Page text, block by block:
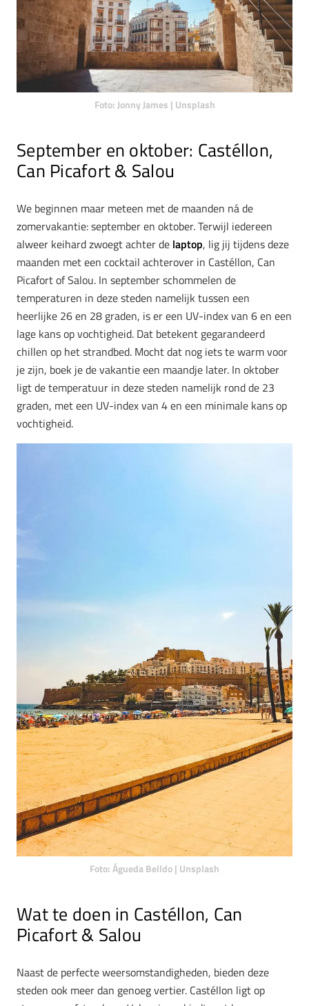
Foto: Jonny James | Unsplash
September en oktober: Castéllon,
Can Picafort & Salou
We beginnen maar meteen met de maanden ná de
zomervakantie: september en oktober. Terwijl iedereen
alweer keihard zwoegt achter de laptop, lig jij tijdens deze
maanden met een cocktail achterover in Castéllon, Can
Picafort of Salou. In september schommelen de
temperaturen in deze steden namelijk tussen een
heerlijke 26 en 28 graden, is er een UV-index van 6 en een
lage kans op vochtigheid. Dat betekent gegarandeerd
chillen op het strandbed. Mocht dat nog iets te warm voor
je zijn, boek je de vakantie een maandje later. In oktober
ligt de temperatuur in deze steden namelijk rond de 23
graden, met een UV-index van 4 en een minimale kans op
vochtigheid.
Foto: Águeda Belldo | Unsplash
Wat te doen in Castéllon, Can
Picafort & Salou
Naast de perfecte weersomstandigheden, bieden deze
steden ook meer dan genoeg vertier. Castéllon ligt op